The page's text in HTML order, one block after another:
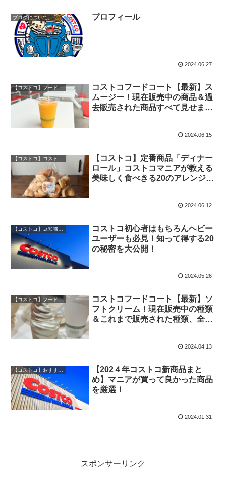
ブログについて。 プロフィール
2024.06.27
【コストコ】フードコート図鑑
コストコフードコート【最新】ス
ムージー！現在販売中の商品＆過
去販売された商品すべて見せま
2024.06.15
【コストコ】定番商品「ディナー
ロール」コストコマニアが教える
美味しく食べきる20のアレンジレ
2024.06.12
コストコ初心者はもちろんヘビー
ユーザーも必見！知って得する20
の秘密を大公開！
2024.05.26
【コストコ】フードコート図鑑
コストコフードコート【最新】ソ
フトクリーム！現在販売中の種類
＆これまで販売された種類、全紹
2024.04.13
【202４年コストコ新商品まと
め】マニアが買って良かった商品
を厳選！
2024.01.31
スポンサーリンク